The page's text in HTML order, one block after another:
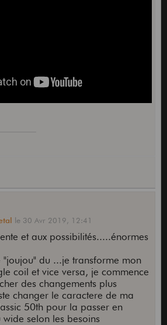
le 30 Avr 2019, 12:41
et aux possibilités.....énormes
"joujou" du ...je transforme mon
coil et vice versa, je commence
des changements plus
changer le caractere de ma
50th pour la passer en
selon les besoins